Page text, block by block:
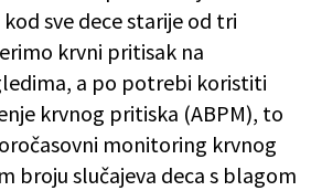
sve dece starije od tri
krvni pritisak na
a po potrebi koristiti
krvnog pritiska (ABPM), to
monitoring krvnog
broju slučajeva deca s blagom